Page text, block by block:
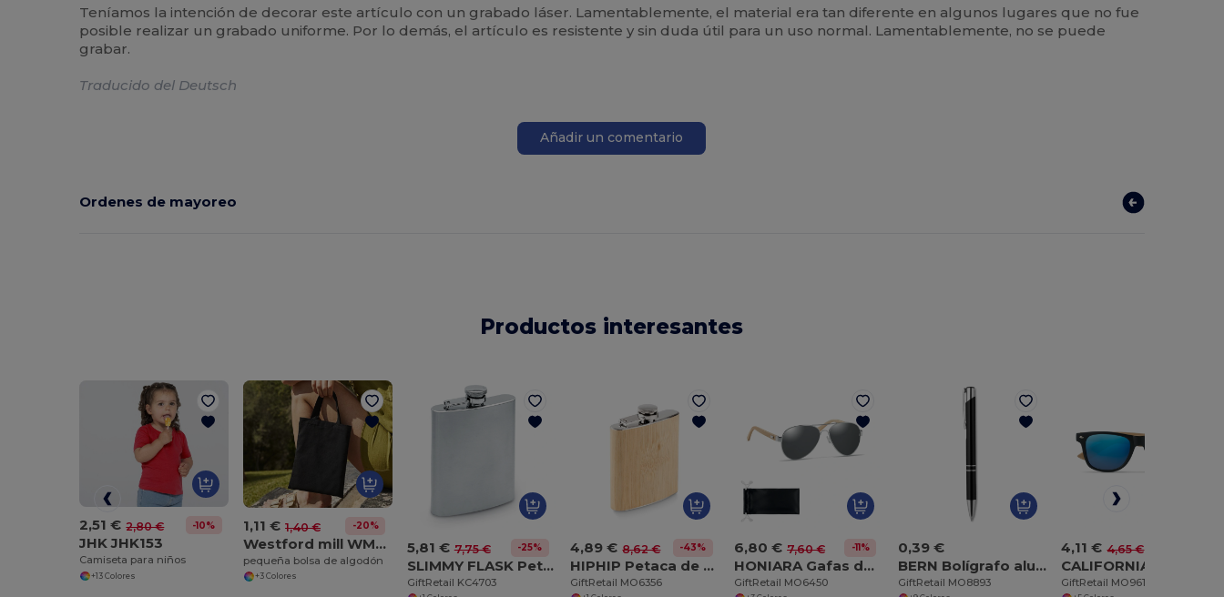
Teníamos la intención de decorar este artículo con un grabado láser. Lamentablemente, el material era tan diferente en algunos lugares que no fue
posible realizar un grabado uniforme. Por lo demás, el artículo es resistente y sin duda útil para un uso normal. Lamentablemente, no se puede
grabar.
Traducido del Deutsch
Añadir un comentario
Ordenes de mayoreo
Productos interesantes
2,51 € 2,80 € -10%
JHK JHK153
Camiseta para niños
+13 Colores
1,11 € 1,40 € -20%
Westford mill WM103
pequeña bolsa de algodón
+3 Colores
5,81 € 7,75 € -25%
SLIMMY FLASK Petaca grande de acero inoxidable mate
GiftRetail KC4703
4,89 € 8,62 € -43%
HIPHIP Petaca de bambú 175ml
GiftRetail MO6356
6,80 € 7,60 € -11%
HONIARA Gafas de sol de bambú en bolsa
GiftRetail MO6450
0,39 €
BERN Bolígrafo aluminio pulsador
GiftRetail MO8893
4,11 € 4,65 €
GiftRetail MO9617